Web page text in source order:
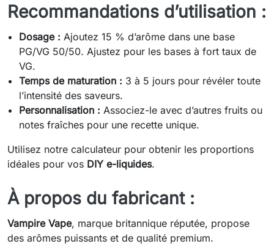
Recommandations d’utilisation :
Dosage : Ajoutez 15 % d’arôme dans une base
PG/VG 50/50. Ajustez pour les bases à fort taux de
VG.
Temps de maturation : 3 à 5 jours pour révéler toute
l’intensité des saveurs.
Personnalisation : Associez-le avec d’autres fruits ou
notes fraîches pour une recette unique.
Utilisez notre calculateur pour obtenir les proportions
idéales pour vos DIY e-liquides.
À propos du fabricant :
Vampire Vape, marque britannique réputée, propose
des arômes puissants et de qualité premium.